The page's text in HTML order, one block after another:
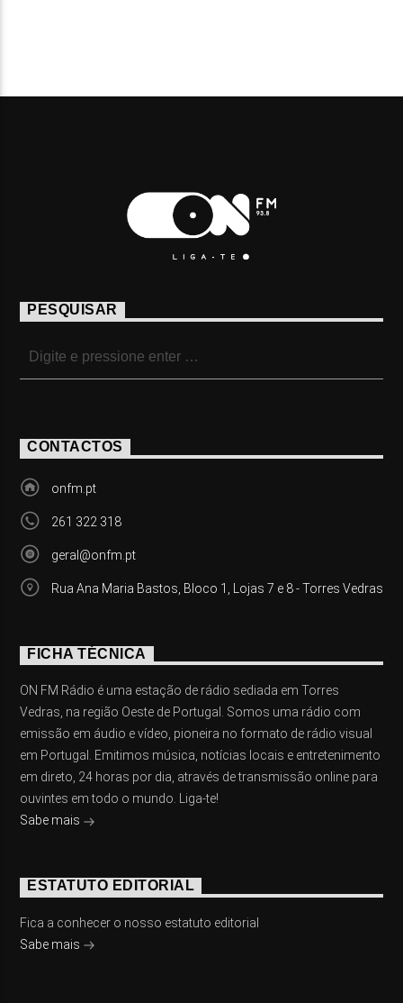
PESQUISAR
CONTACTOS
onfm.pt
261 322 318
geral@onfm.pt
Rua Ana Maria Bastos, Bloco 1, Lojas 7 e 8 - Torres Vedras
FICHA TÉCNICA
ON FM Rádio é uma estação de rádio sediada em Torres
Vedras, na região Oeste de Portugal. Somos uma rádio com
emissão em áudio e vídeo, pioneira no formato de rádio visual
em Portugal. Emitimos música, notícias locais e entretenimento
em direto, 24 horas por dia, através de transmissão online para
ouvintes em todo o mundo. Liga-te!
Sabe mais
ESTATUTO EDITORIAL
Fica a conhecer o nosso estatuto editorial
Sabe mais